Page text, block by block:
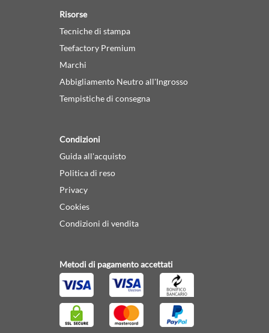
Risorse
Tecniche di stampa
Teefactory Premium
Marchi
Abbigliamento Neutro all'Ingrosso
Tempistiche di consegna
Condizioni
Guida all'acquisto
Politica di reso
Privacy
Cookies
Condizioni di vendita
Metodi di pagamento accettati